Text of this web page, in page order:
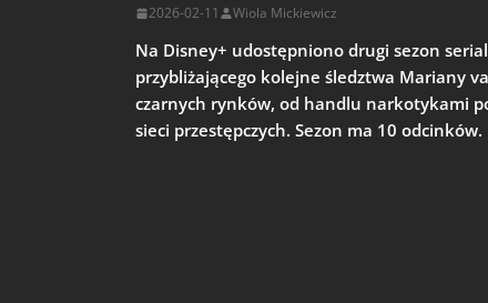
2026-02-11 Wiola Mickiewicz
Na Disney+ udostępniono drugi sezon
przybliżającego kolejne śledztwa Mariany
czarnych rynków, od handlu narkotykami
sieci przestępczych. Sezon ma 10 odcinków.